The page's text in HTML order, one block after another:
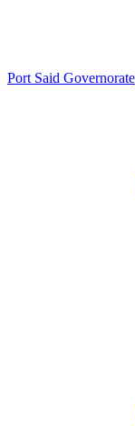
Port Said Governorate